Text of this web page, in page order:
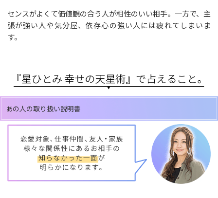
センスがよくて価値観の合う人が相性のいい相手。一方で、主
張が強い人や気分屋、依存心の強い人には疲れてしまいま
す。
あの人の取り扱い説明書